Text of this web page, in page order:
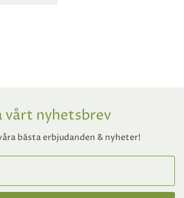
vårt nyhetsbrev
bästa erbjudanden & nyheter!